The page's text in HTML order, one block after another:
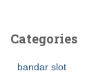
Categories
bandar slot